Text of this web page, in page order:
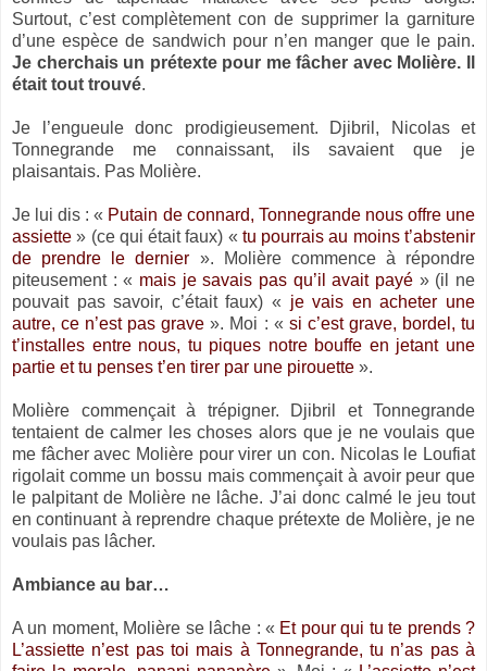
Surtout, c’est complètement con de supprimer la garniture
d’une espèce de sandwich pour n’en manger que le pain.
Je cherchais un prétexte pour me fâcher avec Molière. Il
était tout trouvé.
Je l’engueule donc prodigieusement. Djibril, Nicolas et
Tonnegrande me connaissant, ils savaient que je
plaisantais. Pas Molière.
Je lui dis : « Putain de connard, Tonnegrande nous offre une
assiette» (ce qui était faux) « tu pourrais au moins t’abstenir
de prendre le dernier ». Molière commence à répondre
piteusement : « mais je savais pas qu’il avait payé » (il ne
pouvait pas savoir, c’était faux) « je vais en acheter une
autre, ce n’est pas grave ». Moi : « si c’est grave, bordel, tu
t’installes entre nous, tu piques notre bouffe en jetant une
partie et tu penses t’en tirer par une pirouette ».
Molière commençait à trépigner. Djibril et Tonnegrande
tentaient de calmer les choses alors que je ne voulais que
me fâcher avec Molière pour virer un con. Nicolas le Loufiat
rigolait comme un bossu mais commençait à avoir peur que
le palpitant de Molière ne lâche. J’ai donc calmé le jeu tout
en continuant à reprendre chaque prétexte de Molière, je ne
voulais pas lâcher.
Ambiance au bar…
A un moment, Molière se lâche : « Et pour qui tu te prends ?
L’assiette n’est pas toi mais à Tonnegrande, tu n’as pas à